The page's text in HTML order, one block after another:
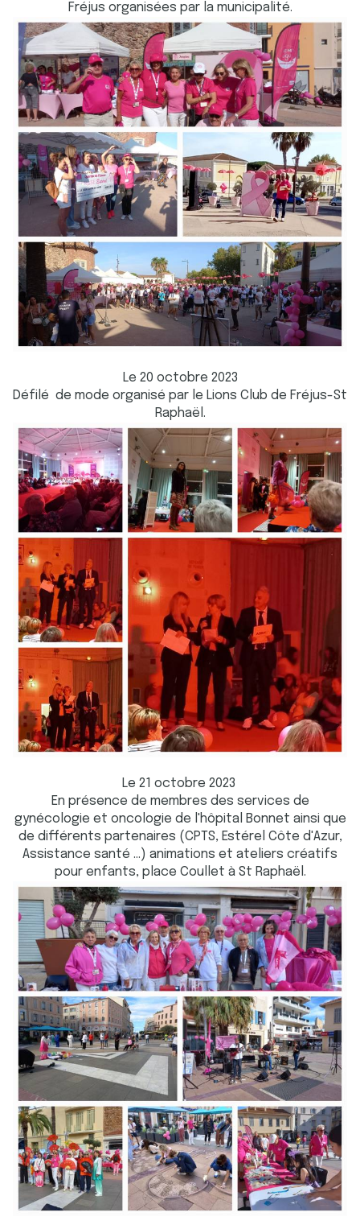
Fréjus organisées par la municipalité.
Le 20 octobre 2023
Défilé de mode organisé par le Lions Club de Fréjus-St
Raphaël.
Le 21 octobre 2023
En présence de membres des services de
gynécologie et oncologie de l'hôpital Bonnet ainsi que
de différents partenaires (CPTS, Estérel Côte d'Azur,
Assistance santé …) animations et ateliers créatifs
pour enfants, place Coullet à St Raphaël.